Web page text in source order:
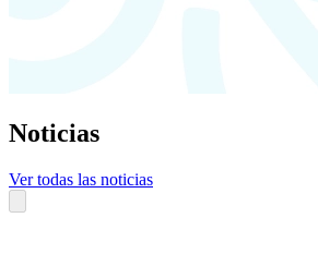
Noticias
Ver todas las noticias